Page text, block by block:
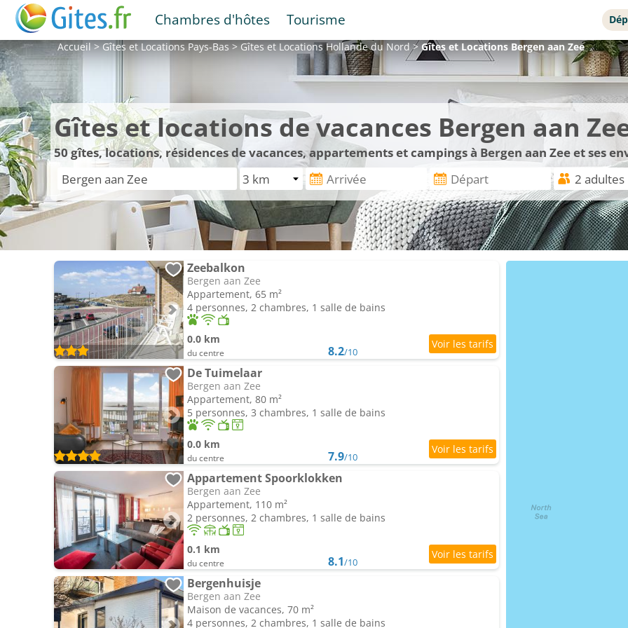
Chambres d'hôtes Tourisme
Accueil>Gîtes et LocationsPays-Bas>Gîtes et LocationsHollande du Nord>Gîtes et LocationsBergen aan Zee
Gîtes et locations de vacances Bergen aan
50gîtes, locations, résidences de vacances, appartements et campings à Bergen aan Zee et ses
Zeebalkon
Bergen aan Zee
Appartement, 65 m²
4 personnes, 2 chambres, 1 salle de bains
0.0 km
du centre 8.2/10
De Tuimelaar
Bergen aan Zee
Appartement, 80 m²
5 personnes, 3 chambres, 1 salle de bains
0.0 km
du centre 7.9/10
Appartement Spoorklokken
Bergen aan Zee
Appartement, 110 m²
2 personnes, 2 chambres, 1 salle de bains
0.1 km
du centre 8.1/10
Bergenhuisje
Bergen aan Zee
Maison de vacances, 70 m²
4 personnes, 2 chambres, 1 salle de bains